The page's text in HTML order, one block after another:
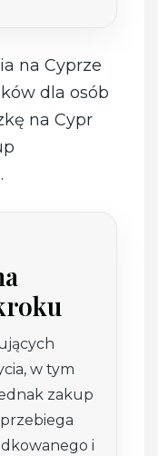
na Cyprze
dla osób
na Cypr
w tym
zakup
przebiega
i